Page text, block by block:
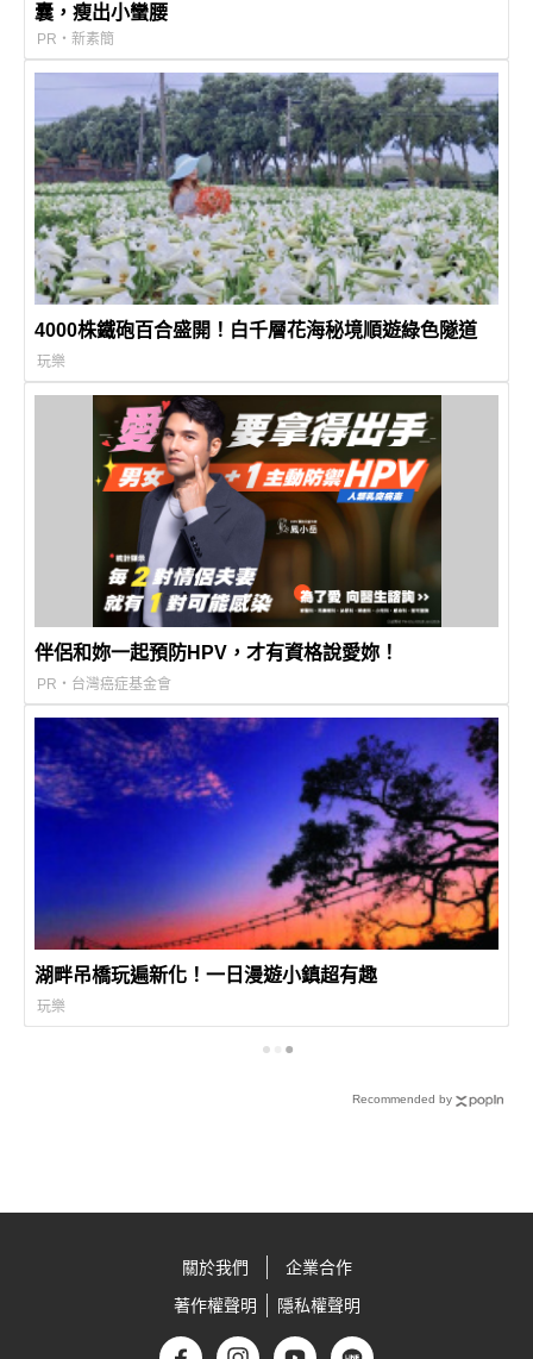
囊，瘦出小蠻腰
PR・新素簡
4000株鐵砲百合盛開！白千層花海秘境順遊綠色隧道
玩樂
伴侶和妳一起預防HPV，才有資格說愛妳！
PR・台灣癌症基金會
湖畔吊橋玩遍新化！一日漫遊小鎮超有趣
玩樂
Recommended by
關於我們
企業合作
著作權聲明
隱私權聲明